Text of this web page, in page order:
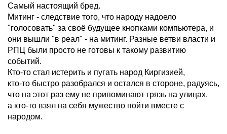
Самый настоящий бред.
Митинг - следствие того, что народу надоело
"голосовать" за своё будущее кнопками компьютера, и
они вышли "в реал" - на митинг. Разные ветви власти и
РПЦ были просто не готовы к такому развитию
событий.
Кто-то стал истерить и пугать народ Киргизией,
кто-то быстро разобрался и остался в стороне, радуясь,
что на этот раз ему не припоминают грязь на улицах,
а кто-то взял на себя мужество пойти вместе с
народом.